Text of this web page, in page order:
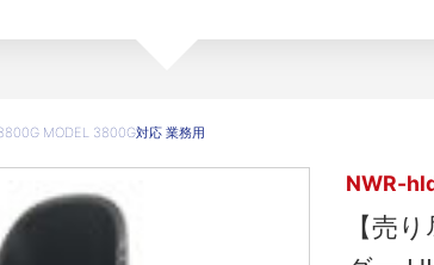
MODEL 3800G対応 業務用
NWR-
【売